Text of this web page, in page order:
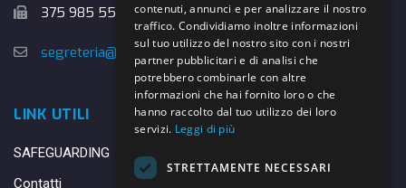
375 985 5526
segreteria@danybasket.it
LINK UTILI
SAFEGUARDING
Contatti
contenuti, annunci e per analizzare il nostro
traffico. Condividiamo inoltre informazioni
sul tuo utilizzo del nostro sito con i nostri
partner pubblicitari e di analisi che
potrebbero combinarle con altre
informazioni che hai fornito loro o che
hanno raccolto dal tuo utilizzo dei loro
servizi. Leggi di più
STRETTAMENTE NECESSARI